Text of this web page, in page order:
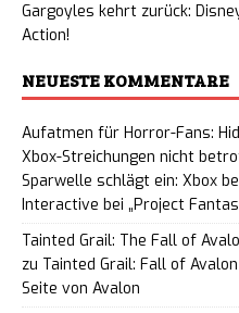
Gargoyles kehrt zurück:
Action!
NEUESTE KOMMENTARE
Aufatmen für Horror-Fans:
Xbox-Streichungen nicht
Sparwelle schlägt ein: Xbox
Interactive bei „Project
Tainted Grail: The Fall of
zu Tainted Grail: Fall of
Seite von Avalon